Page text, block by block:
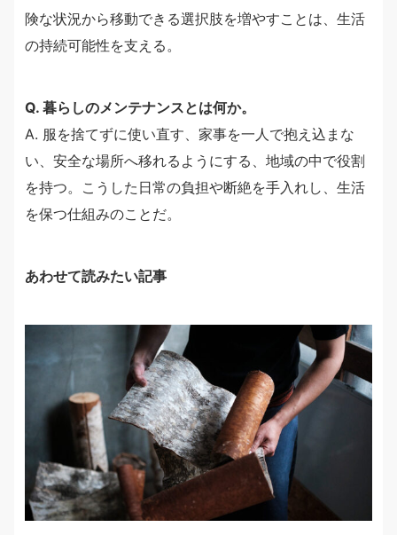
険な状況から移動できる選択肢を増やすことは、生活
の持続可能性を支える。
Q. 暮らしのメンテナンスとは何か。
A. 服を捨てずに使い直す、家事を一人で抱え込まな
い、安全な場所へ移れるようにする、地域の中で役割
を持つ。こうした日常の負担や断絶を手入れし、生活
を保つ仕組みのことだ。
あわせて読みたい記事